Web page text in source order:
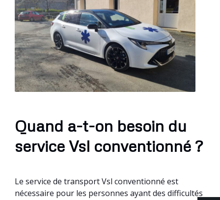
Quand a-t-on besoin du
service Vsl conventionné ?
Le service de transport Vsl conventionné est
nécessaire pour les personnes ayant des difficultés